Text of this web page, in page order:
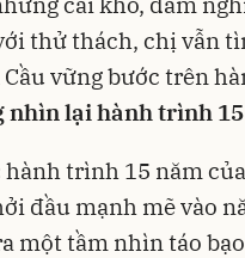
thử thách, chị vẫn
Cầu vững bước trên
nhìn lại hành trình
hành trình 15 năm
đầu mạnh mẽ vào
một tầm nhìn táo